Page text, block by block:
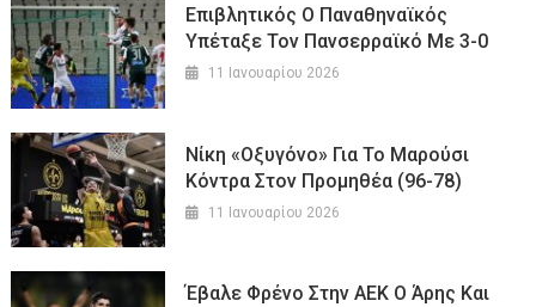
Επιβλητικός Ο Παναθηναϊκός
Υπέταξε Τον Πανσερραϊκό Με 3-0
11 Ιανουαρίου 2026
Νίκη «οξυγόνο» Για Το Μαρούσι
Κόντρα Στον Προμηθέα (96-78)
11 Ιανουαρίου 2026
Έβαλε Φρένο Στην ΑΕΚ Ο Άρης Και